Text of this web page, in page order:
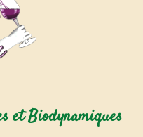
et Biodynamiques